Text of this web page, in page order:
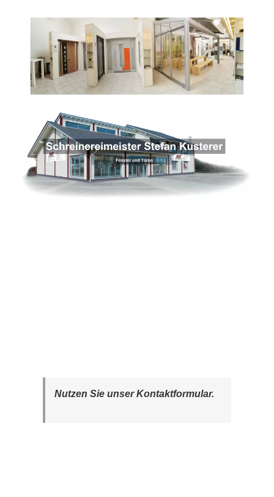
Nutzen Sie unser Kontaktformular.